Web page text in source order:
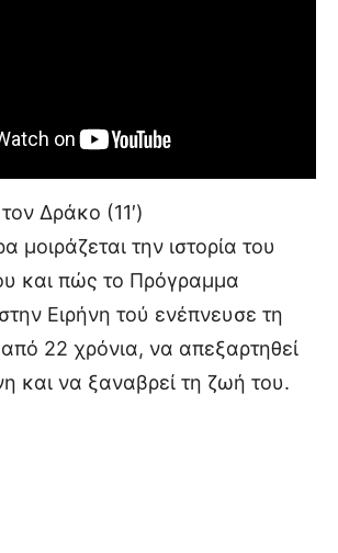
Δράκο (11′)
την ιστορία του
και πώς το Πρόγραμμα
Ειρήνη τού ενέπνευσε τη
22 χρόνια, να απεξαρτηθεί
και να ξαναβρεί τη ζωή του.